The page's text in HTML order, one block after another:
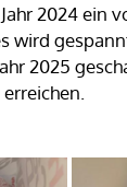
2024 ein
wird
2025